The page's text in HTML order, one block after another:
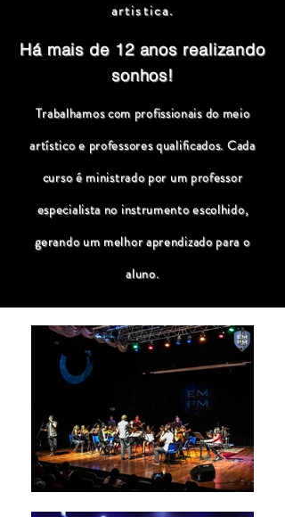
artistica.
Há mais de 12 anos realizando
sonhos!
Trabalhamos com profissionais do meio
artístico e professores qualificados. Cada
curso é ministrado por um professor
especialista no instrumento escolhido,
gerando um melhor aprendizado para o
aluno.